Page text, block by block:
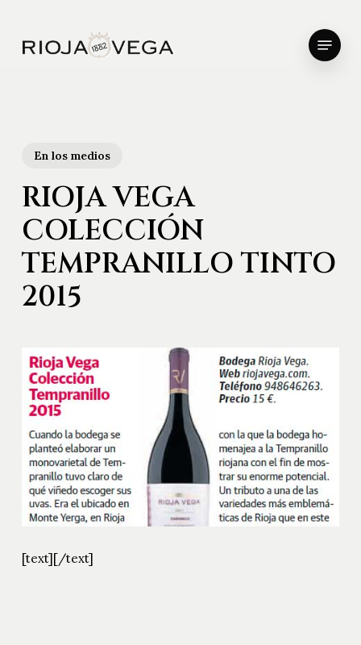
main
Menu
En los medios
RIOJA VEGA
COLECCIÓN
TEMPRANILLO TINTO
2015
[text][/text]
Close